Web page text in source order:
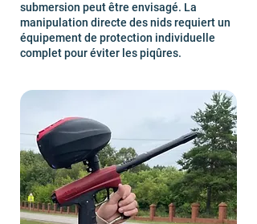
submersion peut être envisagé. La
manipulation directe des nids requiert un
équipement de protection individuelle
complet pour éviter les piqûres.